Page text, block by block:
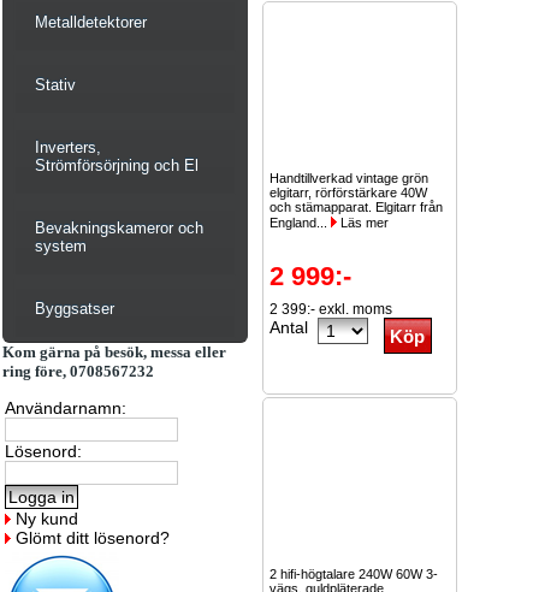
Metalldetektorer
Stativ
Inverters,
Strömförsörjning och El
Bevakningskameror och
system
Byggsatser
Kom gärna på besök, messa eller
ring före, 0708567232
Användarnamn:
Lösenord:
Ny kund
Glömt ditt lösenord?
Handtillverkad vintage grön
elgitarr, rörförstärkare 40W
och stämapparat. Elgitarr från
England...
Läs mer
2 999:-
2 399:- exkl. moms
Antal
2 hifi-högtalare 240W 60W 3-
vägs, guldpläterade